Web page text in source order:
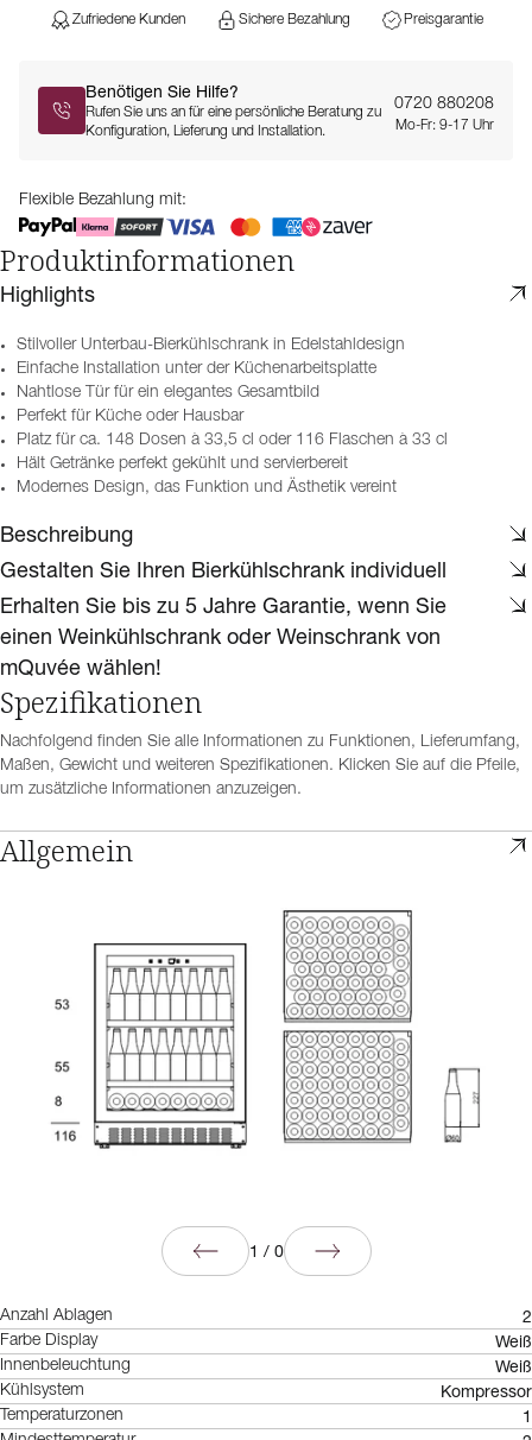
Zufriedene Kunden Sichere Bezahlung Preisgarantie
Benötigen Sie Hilfe?
Rufen Sie uns an für eine persönliche Beratung zu
Konfiguration, Lieferung und Installation.
0720 880208
Mo-Fr: 9-17 Uhr
Flexible Bezahlung mit:
Produktinformationen
Highlights
Stilvoller Unterbau-Bierkühlschrank in Edelstahldesign
Einfache Installation unter der Küchenarbeitsplatte
Nahtlose Tür für ein elegantes Gesamtbild
Perfekt für Küche oder Hausbar
Platz für ca. 148 Dosen à 33,5 cl oder 116 Flaschen à 33 cl
Hält Getränke perfekt gekühlt und servierbereit
Modernes Design, das Funktion und Ästhetik vereint
Beschreibung
Gestalten Sie Ihren Bierkühlschrank individuell
Erhalten Sie bis zu 5 Jahre Garantie, wenn Sie
einen Weinkühlschrank oder Weinschrank von
mQuvée wählen!
Spezifikationen
Nachfolgend finden Sie alle Informationen zu Funktionen, Lieferumfang,
Maßen, Gewicht und weiteren Spezifikationen. Klicken Sie auf die Pfeile,
um zusätzliche Informationen anzuzeigen.
Allgemein
1 / 0
Anzahl Ablagen 2
Farbe Display Weiß
Innenbeleuchtung Weiß
Kühlsystem Kompressor
Temperaturzonen 1